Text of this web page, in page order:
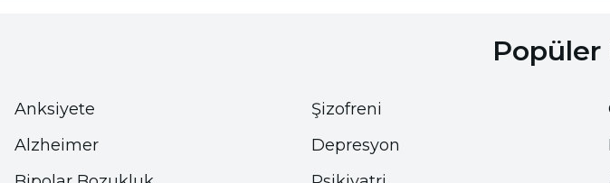
elektrik sinyallerinin hızını ve verimliliğini arttıran ve sinir
şekilde çalışmasını sağlayan miyelinin yaratılması için gerekli bir
içerisinde bulunan bir diğer önemli vitamindir.
nın günlük diyetlerine fındık eklemelerinde fayda
Popüler
Anksiyete
Alzheimer
Şizofreni
Depresyon